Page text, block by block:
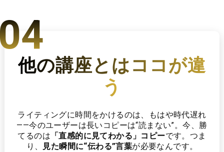
他の講座とはココが違
う
ライティングに時間をかけるのは、もはや時代遅れ
——今のユーザーは長いコピーは“読まない”。今、勝
てるのは 「直感的に見てわかる」コピーです。 つま
り、
見た瞬間に“伝わる”言葉が必要なんです。